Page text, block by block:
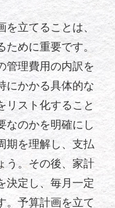
を立てることは、
めに重要です。
管理費用の内訳を
にかかる具体的な
リスト化すること
なのかを明確にし
期を理解し、支払
う。その後、家計
決定し、毎月一定
。予算計画を立て